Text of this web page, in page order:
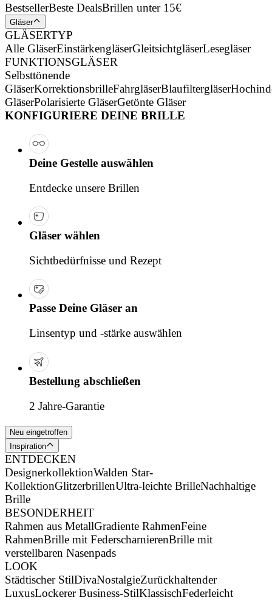
BestsellerBeste DealsBrillen unter 15€
Gläser
GLÄSERTYP
Alle GläserEinstärkengläserGleitsichtgläserLesegläser
FUNKTIONSGLÄSER
Selbsttönende
GläserKorrektionsbrilleFahrgläserBlaufiltergläser
GläserPolarisierte GläserGetönte Gläser
KONFIGURIERE DEINE BRILLE
Deine Gestelle auswählen
Entdecke unsere Brillen
Gläser wählen
Sichtbedürfnisse und Rezept
Passe Deine Gläser an
Linsentyp und -stärke auswählen
Bestellung abschließen
2 Jahre-Garantie
Neu eingetroffen
Inspiration
ENTDECKEN
DesignerkollektionWalden Star-
KollektionGlitzerbrillenUltra-leichte BrilleNachhaltige
Brille
BESONDERHEIT
Rahmen aus MetallGradiente RahmenFeine
RahmenBrille mit FederscharnierenBrille mit
verstellbaren Nasenpads
LOOK
Städtischer StilDivaNostalgieZurückhaltender
LuxusLockerer Business-StilKlassischFederleicht